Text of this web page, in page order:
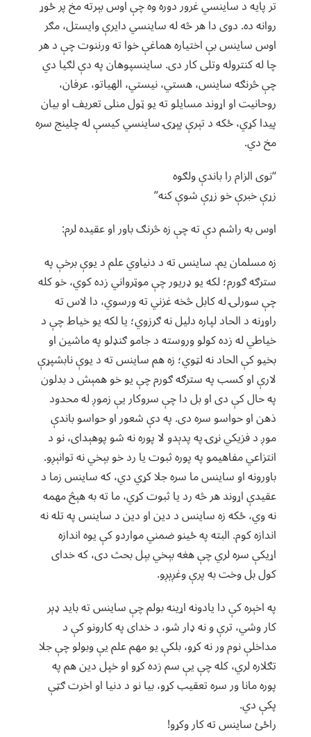
تر پایه د ساینسي غرور دوره وه چې اوس بېرته مخ پر ځوړ
روانه ده. دوی دا هر څه له ساینسي دایرې وایستل، مګر
اوس ساینس بې اختیاره هماغې خوا ته ورننوت چې د هر
چا له کنتروله وتلی کار دی. ساینسپوهان په دې لګیا دي
چې څرنګه ساینس، هستي، نیستي، الهیاتو، عرفان،
روحانیت او اړوند مسایلو ته یو ټول منلی تعریف او بیان
پیدا کړي، ځکه د تېرې پېړۍ ساینسي کیسې له چلینج سره
مخ دي.
“نوی الزام را باندې ولګوه
زړې خبرې خو زړې شوې کنه”
اوس به راشم دې ته چې زه څرنګ باور او عقیده لرم:
زه مسلمان یم. ساینس ته د دنیاوي علم د یوې برخې په
سترګه ګورم؛ لکه یو ډریور چې موټرواني زده کوي، خو کله
چې سورلۍ له کابل څخه غزني ته ورسوي، دا لاس ته
راوړنه د الحاد لپاره دلیل نه ګرزوي؛ یا لکه یو خیاط چې د
خیاطي له زده کولو وروسته د جامو ګنډلو په ماشین او
بخیو کې الحاد نه لټوي؛ زه هم ساینس ته د یوې نابشپړې
لارې او کسب په سترګه ګورم چې یو خو همېش د بدلون
په حال کې دی او بل دا چې سروکار یې زموږ له محدود
ذهن او حواسو سره دی. په دې شعور او حواسو باندې
موږ د فزیکي نړۍ په پدېدو لا پوره نه شو پوهېدای، نو د
انتزاعي مفاهیمو په پوره ثبوت یا رد خو بېخي نه توانېږو.
باورونه او ساینس ما سره جلا کړي دي، که ساینس زما د
عقیدې اړوند هر څه رد یا ثبوت کړي، ما ته به هېڅ مهمه
نه وي، ځکه زه ساینس د دین او دین د ساینس په تله نه
اندازه کوم. البته په ځینو ضمني مواردو کې یوه اندازه
اړیکې سره لري چې هغه بېخي بېل بحث دی، که خدای
کول بل وخت به پرې وغږېږو.
په اخېره کې دا یادونه اړینه بولم چې ساینس ته باید ډېر
کار وشي، ترې و نه ډار شو، د خدای په کارونو کې د
مداخلې نوم ور نه کړو، بلکې یو مهم علم یې وبولو چې جلا
تګلاره لري، کله چې یې سم زده کړو او خپل دین هم په
پوره مانا ور سره تعقیب کړو، بیا نو د دنیا او اخرت ګټې
پکې دي.
راځئ ساینس ته کار وکړو!